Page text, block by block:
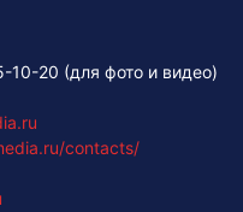
10-20 (для фото и видео)
contacts/